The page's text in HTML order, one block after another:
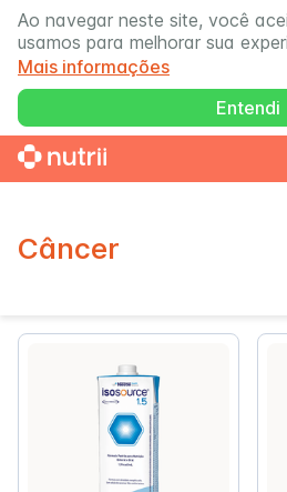
Ao navegar neste site, você
usamos para melhorar sua
Mais informações
Entendi
Câncer